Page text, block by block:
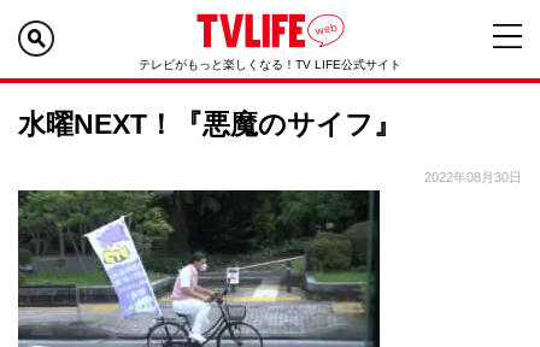
テレビがもっと楽しくなる！TV LIFE公式サイト
水曜NEXT！『悪魔のサイフ』
2022年08月30日